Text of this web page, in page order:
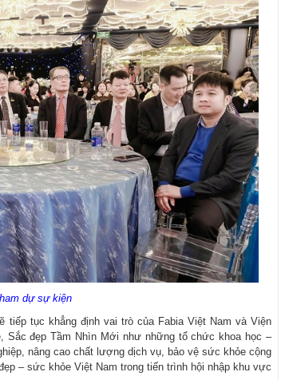
dự sự kiện
tục khẳng định vai trò của Fabia Việt Nam và Viện
Sắc đẹp Tầm Nhìn Mới như những tổ chức khoa học –
nâng cao chất lượng dịch vụ, bảo vệ sức khỏe cộng
– sức khỏe Việt Nam trong tiến trình hội nhập khu vực